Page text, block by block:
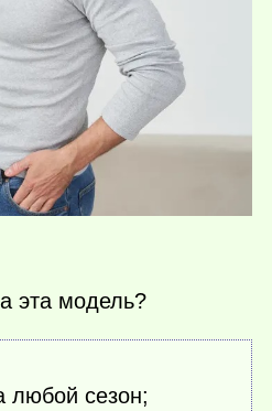
эта модель?
любой сезон;